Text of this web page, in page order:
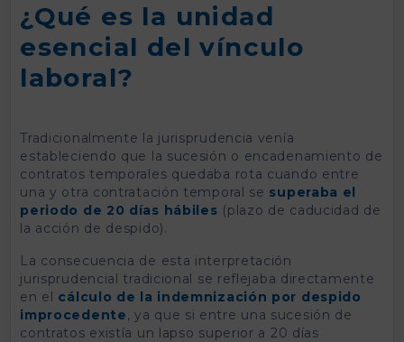
¿Qué es la unidad
esencial del vínculo
laboral?
Tradicionalmente la jurisprudencia venía
estableciendo que la sucesión o encadenamiento de
contratos temporales quedaba rota cuando entre
una y otra contratación temporal se superaba el
periodo de 20 días hábiles (plazo de caducidad de
la acción de despido).
La consecuencia de esta interpretación
jurisprudencial tradicional se reflejaba directamente
en el cálculo de la indemnización por despido
improcedente, ya que si entre una sucesión de
contratos existía un lapso superior a 20 días